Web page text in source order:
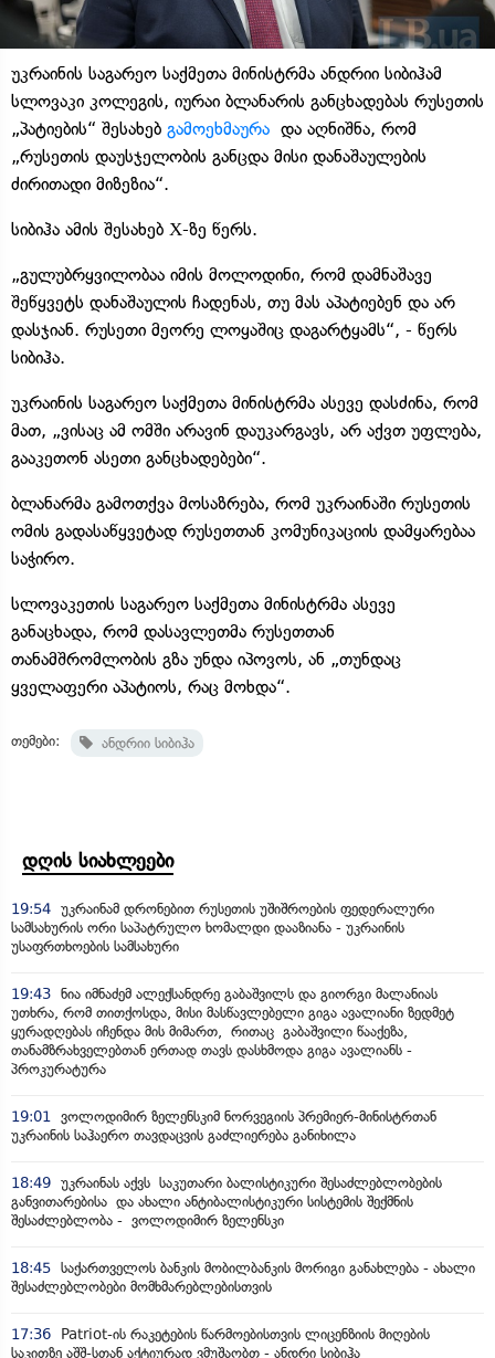
უკრაინის საგარეო საქმეთა მინისტრმა ანდრიი სიბიჰამ
სლოვაკი კოლეგის, იურაი ბლანარის განცხადებას რუსეთის
„პატიების“ შესახებ გამოეხმაურა და აღნიშნა, რომ
„რუსეთის დაუსჯელობის განცდა მისი დანაშაულების
ძირითადი მიზეზია“.
სიბიჰა ამის შესახებ Х-ზე წერს.
„გულუბრყვილობაა იმის მოლოდინი, რომ დამნაშავე
შეწყვეტს დანაშაულის ჩადენას, თუ მას აპატიებენ და არ
დასჯიან. რუსეთი მეორე ლოყაშიც დაგარტყამს“, - წერს
სიბიჰა.
უკრაინის საგარეო საქმეთა მინისტრმა ასევე დასძინა, რომ
მათ, „ვისაც ამ ომში არავინ დაუკარგავს, არ აქვთ უფლება,
გააკეთონ ასეთი განცხადებები“.
ბლანარმა გამოთქვა მოსაზრება, რომ უკრაინაში რუსეთის
ომის გადასაწყვეტად რუსეთთან კომუნიკაციის დამყარებაა
საჭირო.
სლოვაკეთის საგარეო საქმეთა მინისტრმა ასევე
განაცხადა, რომ დასავლეთმა რუსეთთან
თანამშრომლობის გზა უნდა იპოვოს, ან „თუნდაც
ყველაფერი აპატიოს, რაც მოხდა“.
თემები: ანდრიი სიბიჰა
დღის სიახლეები
19:54 უკრაინამ დრონებით რუსეთის უშიშროების ფედერალური
სამსახურის ორი საპატრულო ხომალდი დააზიანა - უკრაინის
უსაფრთხოების სამსახური
19:43 ნია იმნაძემ ალექსანდრე გაბაშვილს და გიორგი მალანიას
უთხრა, რომ თითქოსდა, მისი მასწავლებელი გიგა ავალიანი ზედმეტ
ყურადღებას იჩენდა მის მიმართ, რითაც გაბაშვილი წააქეზა,
თანამზრახველებთან ერთად თავს დასხმოდა გიგა ავალიანს -
პროკურატურა
19:01
ვოლოდიმირ ზელენსკიმ ნორვეგიის პრემიერ-მინისტრთან
უკრაინის საჰაერო თავდაცვის გაძლიერება განიხილა
18:49 უკრაინას აქვს საკუთარი ბალისტიკური შესაძლებლობების
განვითარებისა და ახალი ანტიბალისტიკური სისტემის შექმნის
შესაძლებლობა - ვოლოდიმირ ზელენსკი
18:45 საქართველოს ბანკის მობილბანკის მორიგი განახლება - ახალი
შესაძლებლობები მომხმარებლებისთვის
17:36
Patriot-ის რაკეტების წარმოებისთვის ლიცენზიის მიღების
საკითზე აშშ-სთან აქტიურად ვმუშაობთ - ანდრი სიბიჰა